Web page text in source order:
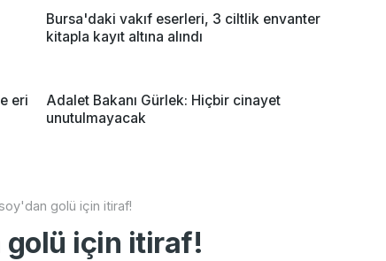
Bursa'daki vakıf eserleri, 3 ciltlik envanter
kitapla kayıt altına alındı
eri
Adalet Bakanı Gürlek: Hiçbir cinayet
unutulmayacak
golü için itiraf!
golü için itiraf!